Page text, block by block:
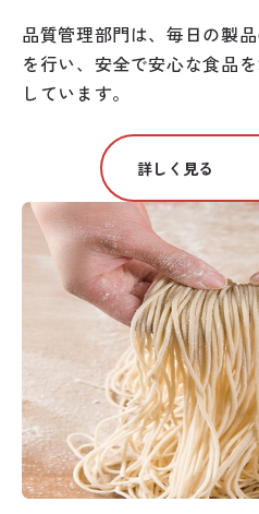
品質管理部門は、毎日の製
を行い、安全で安心な食品
しています。
詳しく見る